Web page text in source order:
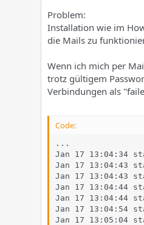
Problem:
Installation wie im
die Mails zu
Wenn ich mich per
trotz gültigem
Verbindungen als
Code:
...
Jan 17 13:04:34
Jan 17 13:04:43
Jan 17 13:04:43
Jan 17 13:04:44
Jan 17 13:04:44
Jan 17 13:04:54
Jan 17 13:05:04